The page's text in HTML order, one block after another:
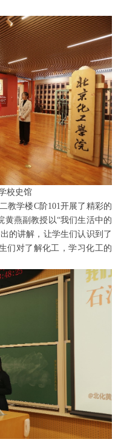
校史馆
学楼C阶101开展了精彩的
黄燕副教授以“我们生活中的
的讲解，让学生们认识到了
们对了解化工，学习化工的